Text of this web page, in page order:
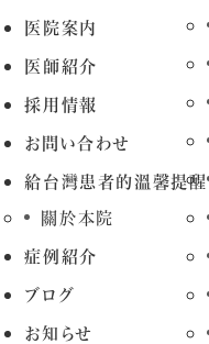
医院案内
医師紹介
採用情報
お問い合わせ
給台灣患者的溫馨提醒
關於本院
症例紹介
ブログ
お知らせ